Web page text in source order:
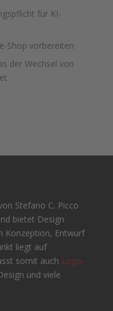
für KI-
Shop vorbereiten
der Wechsel von
Stefano C. Picco
bietet Design
Konzeption, Entwurf
liegt auf
somit auch Logo-
und viele